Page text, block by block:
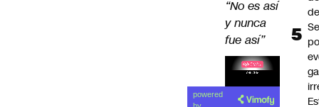
“No es así
y nunca
fue así”
Lea el
artículo
powered